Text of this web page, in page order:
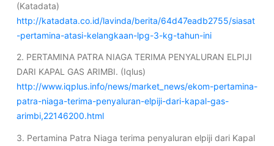
(Katadata)
http://katadata.co.id/lavinda/berita/64d47eadb2755/siasat
-pertamina-atasi-kelangkaan-lpg-3-kg-tahun-ini
2. PERTAMINA PATRA NIAGA TERIMA PENYALURAN ELPIJI
DARI KAPAL GAS ARIMBI. (Iqlus)
http://www.iqplus.info/news/market_news/ekom-pertamina-
patra-niaga-terima-penyaluran-elpiji-dari-kapal-gas-
arimbi,22146200.html
3. Pertamina Patra Niaga terima penyaluran elpiji dari Kapal